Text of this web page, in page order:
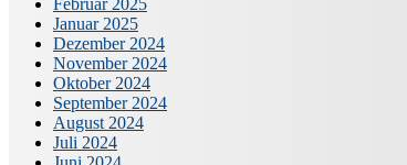
Januar 2025
Dezember 2024
November 2024
Oktober 2024
September 2024
August 2024
Juli 2024